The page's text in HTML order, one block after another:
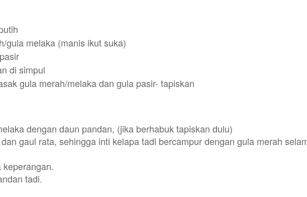
gula melaka (manis ikut suka)
di simpul
gula merah/melaka dan gula pasir- tapiskan
dengan daun pandan, (jika berhabuk tapiskan dulu)
gaul rata, sehingga inti kelapa tadi bercampur dengan gula merah
tadi.